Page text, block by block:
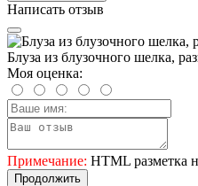
Написать отзыв
Блуза из блузочного шелка,
Моя оценка:
Примечание: HTML разметка
Продолжить